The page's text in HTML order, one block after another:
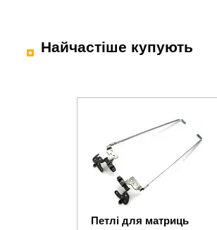
Найчастіше купують
Петлі для матриць